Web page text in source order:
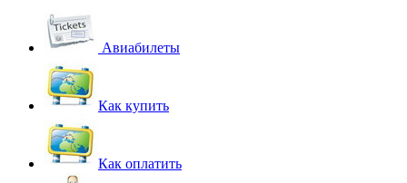
Авиабилеты
Как купить
Как оплатить